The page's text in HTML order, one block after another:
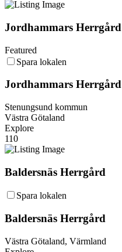
Jordhammars Herrgård
Featured
Spara lokalen
Jordhammars Herrgård
Stenungsund kommun
Västra Götaland
Explore
110
Baldersnäs Herrgård
Spara lokalen
Baldersnäs Herrgård
Västra Götaland, Värmland